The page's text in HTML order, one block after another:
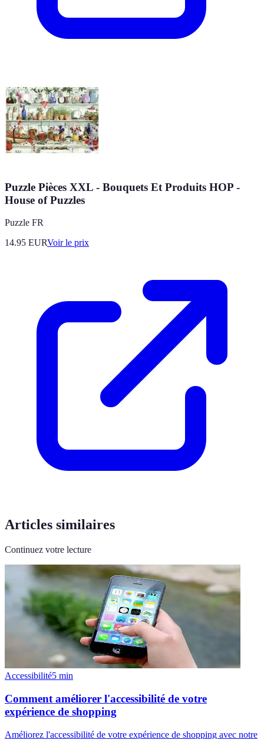
Puzzle Pièces XXL - Bouquets Et Produits HOP -
House of Puzzles
Puzzle FR
14.95 EURVoir le prix
Articles similaires
Continuez votre lecture
Accessibilité5 min
Comment améliorer l'accessibilité de votre
expérience de shopping
Améliorez l'accessibilité de votre expérience de shopping avec notre